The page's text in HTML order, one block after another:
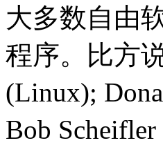
大多数自由
程序。比方
(Linux);
Bob